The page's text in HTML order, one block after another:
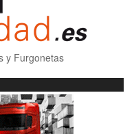
y Furgonetas